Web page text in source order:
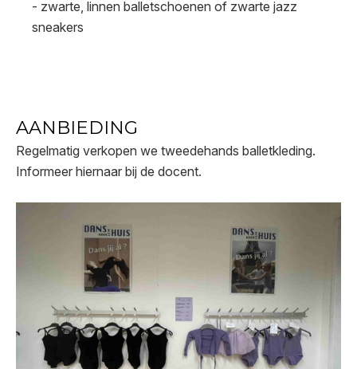
- zwarte, linnen balletschoenen of zwarte jazz
sneakers
AANBIEDING
Regelmatig verkopen we tweedehands balletkleding.
Informeer hiernaar bij de docent.